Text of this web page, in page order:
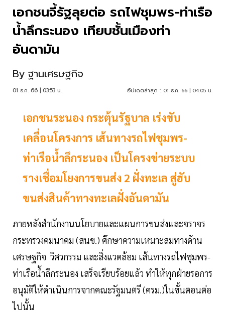
เอกชนจี้รัฐลุยต่อ รถไฟชุมพร-ท่าเรือ
น้ำลึกระนอง เทียบชั้นเมืองท่า
อันดามัน
By ฐานเศรษฐกิจ
01 ธ.ค. 66 | 03:53 น. อัปเดตล่าสุด : 01 ธ.ค. 66 | 04:05 น.
เอกชนระนอง กระตุ้นรัฐบาล เร่งขับ
เคลื่อนโครงการ เส้นทางรถไฟชุมพร-
ท่าเรือน้ำลึกระนอง เป็นโครงข่ายระบบ
รางเชื่อมโยงการขนส่ง 2 ฝั่งทะเล สู่ฮับ
ขนส่งสินค้าทางทะเลฝั่งอันดามัน
ภายหลังสำนักงานนโยบายและแผนการขนส่งและจราจร
กระทรวงคมนาคม (สนข.) ศึกษาความเหมาะสมทางด้าน
เศรษฐกิจ วิศวกรรม และสิ่งแวดล้อม เส้นทางรถไฟชุมพร-
ท่าเรือน้ำลึกระนอง เสร็จเรียบร้อยแล้ว ทำให้ทุกฝ่ายรอการ
อนุมัติให้ดำเนินการจากคณะรัฐมนตรี (ครม.)ในขั้นตอนต่อ
ไปนั้น